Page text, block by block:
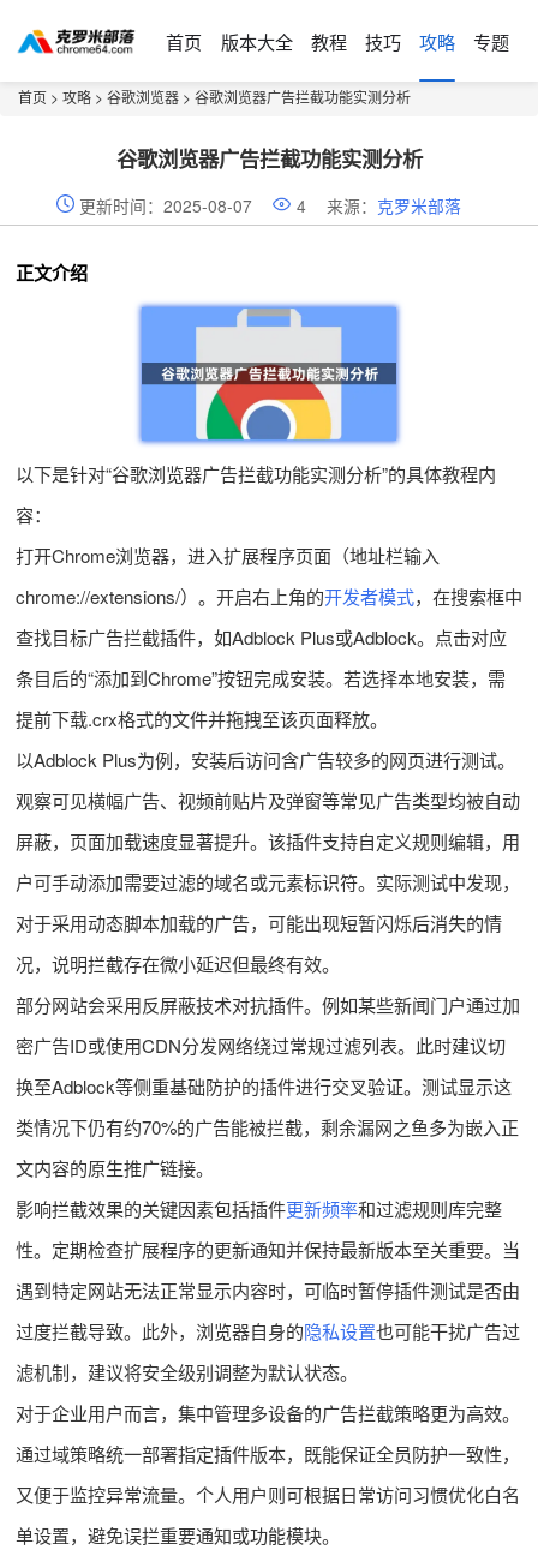
首页 版本大全 教程 技巧 攻略 专题
首页 > 攻略 > 谷歌浏览器 > 谷歌浏览器广告拦截功能实测分析
谷歌浏览器广告拦截功能实测分析
更新时间：2025-08-07 4 来源： 克罗米部落
正文介绍
以下是针对“谷歌浏览器广告拦截功能实测分析”的具体教程内
容：
打开Chrome浏览器，进入扩展程序页面（地址栏输入
chrome://extensions/）。开启右上角的开发者模式，在搜索框中
查找目标广告拦截插件，如Adblock Plus或Adblock。点击对应
条目后的“添加到Chrome”按钮完成安装。若选择本地安装，需
提前下载.crx格式的文件并拖拽至该页面释放。
以Adblock Plus为例，安装后访问含广告较多的网页进行测试。
观察可见横幅广告、视频前贴片及弹窗等常见广告类型均被自动
屏蔽，页面加载速度显著提升。该插件支持自定义规则编辑，用
户可手动添加需要过滤的域名或元素标识符。实际测试中发现，
对于采用动态脚本加载的广告，可能出现短暂闪烁后消失的情
况，说明拦截存在微小延迟但最终有效。
部分网站会采用反屏蔽技术对抗插件。例如某些新闻门户通过加
密广告ID或使用CDN分发网络绕过常规过滤列表。此时建议切
换至Adblock等侧重基础防护的插件进行交叉验证。测试显示这
类情况下仍有约70%的广告能被拦截，剩余漏网之鱼多为嵌入正
文内容的原生推广链接。
影响拦截效果的关键因素包括插件更新频率和过滤规则库完整
性。定期检查扩展程序的更新通知并保持最新版本至关重要。当
遇到特定网站无法正常显示内容时，可临时暂停插件测试是否由
过度拦截导致。此外，浏览器自身的隐私设置也可能干扰广告过
滤机制，建议将安全级别调整为默认状态。
对于企业用户而言，集中管理多设备的广告拦截策略更为高效。
通过域策略统一部署指定插件版本，既能保证全员防护一致性，
又便于监控异常流量。个人用户则可根据日常访问习惯优化白名
单设置，避免误拦重要通知或功能模块。